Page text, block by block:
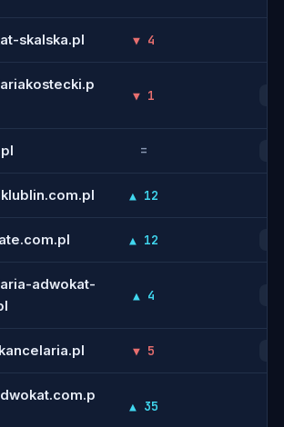
skalska.pl ▼ 4
▼ 1
=
▲ 12
▲ 12
adwokat-
▲ 4
▼ 5
▲ 35